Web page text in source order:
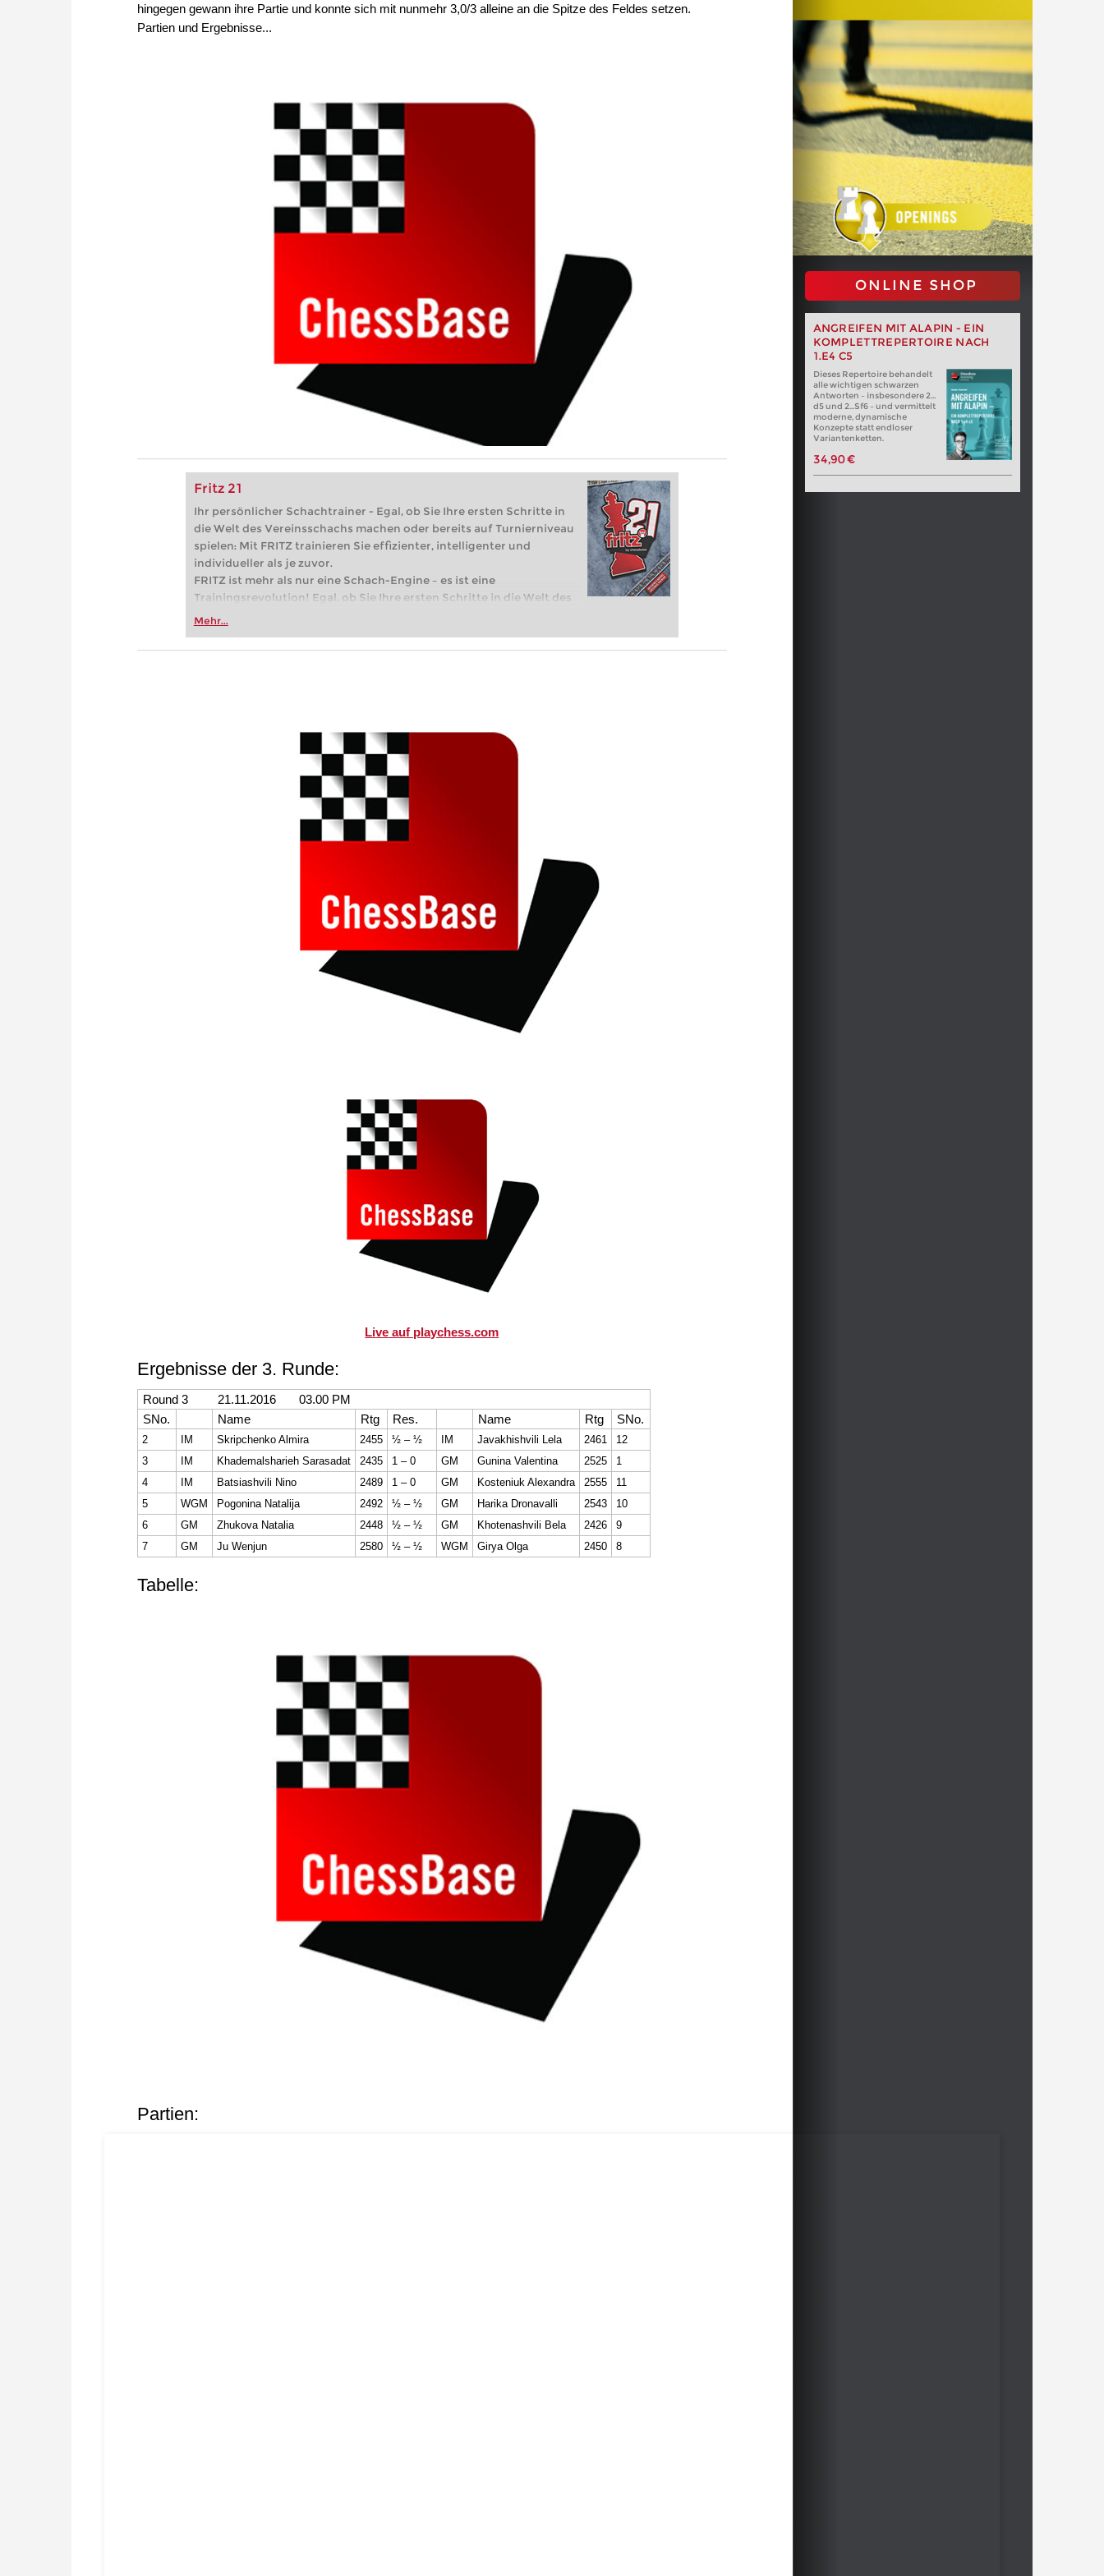
hingegen gewann ihre Partie und konnte sich mit nunmehr 3,0/3 alleine an die Spitze des Feldes setzen.
Partien und Ergebnisse...
Fritz 21
Ihr persönlicher Schachtrainer - Egal, ob Sie Ihre ersten Schritte in
die Welt des Vereinsschachs machen oder bereits auf Turnierniveau
spielen: Mit FRITZ trainieren Sie effizienter, intelligenter und
individueller als je zuvor.
FRITZ ist mehr als nur eine Schach-Engine – es ist eine
Trainingsrevolution! Egal, ob Sie Ihre ersten Schritte in die Welt des
Vereinsschachs machen oder bereits auf Turnierniveau spielen: Mit
zuvor.
Mehr...
ONLINE SHOP
ANGREIFEN MIT ALAPIN - EIN
KOMPLETTREPERTOIRE NACH
1.E4 C5
Dieses Repertoire behandelt
alle wichtigen schwarzen
Antworten – insbesondere 2…
d5 und 2…Sf6 – und vermittelt
moderne, dynamische
Konzepte statt endloser
Variantenketten.
34,90 €
Live auf playchess.com
Ergebnisse der 3. Runde:
Round 3 21.11.2016 03.00 PM
SNo.
Name Rtg Res. Name Rtg SNo.
2 IM Skripchenko Almira 2455 ½ – ½ IM Javakhishvili Lela 2461
12
3
IM Khademalsharieh Sarasadat 2435 1 – 0 GM Gunina Valentina 2525
1
4
IM Batsiashvili Nino 2489 1 – 0 GM Kosteniuk Alexandra 2555
11
5
WGM Pogonina Natalija 2492 ½ – ½ GM Harika Dronavalli 2543
10
6
GM Zhukova Natalia 2448 ½ – ½ GM Khotenashvili Bela 2426
9
7
GM Ju Wenjun 2580 ½ – ½ WGM Girya Olga 2450 8
Tabelle:
Partien: